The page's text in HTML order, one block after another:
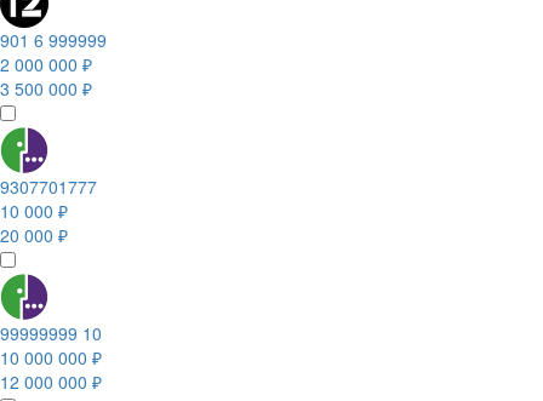
901 6 999999
2 000 000 ₽
3 500 000 ₽
9307701777
10 000 ₽
20 000 ₽
99999999 10
10 000 000 ₽
12 000 000 ₽